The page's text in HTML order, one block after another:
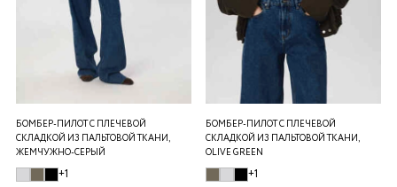
БОМБЕР-ПИЛОТ С ПЛЕЧЕВОЙ
СКЛАДКОЙ ИЗ ПАЛЬТОВОЙ ТКАНИ,
ЖЕМЧУЖНО-СЕРЫЙ
+1
БОМБЕР-ПИЛОТ С ПЛЕЧЕВОЙ
СКЛАДКОЙ ИЗ ПАЛЬТОВОЙ ТКАНИ,
OLIVE GREEN
+1